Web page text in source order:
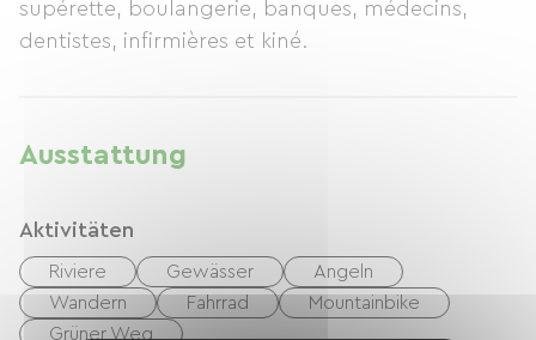
supérette, boulangerie, banques, médecins,
dentistes, infirmières et kiné.
Ausstattung
Aktivitäten
Riviere Gewässer
Angeln
Wandern
Fahrrad
Mountainbike
Grüner Weg